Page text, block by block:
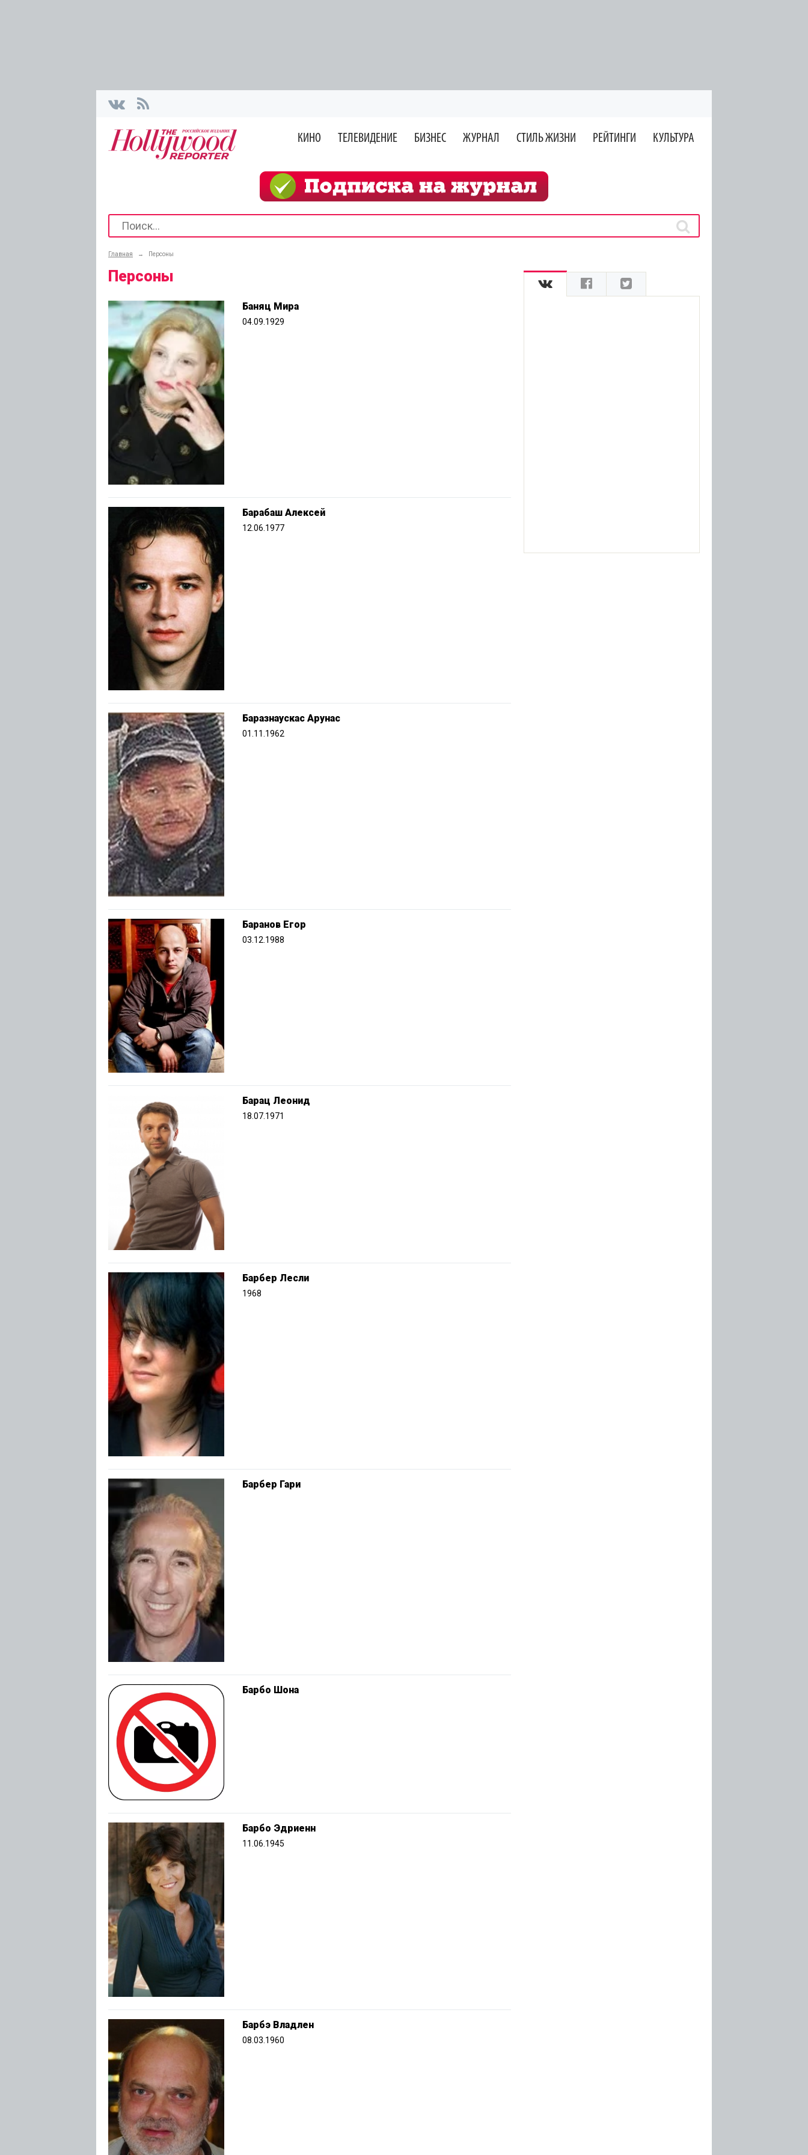
КИНО ТЕЛЕВИДЕНИЕ БИЗНЕС ЖУРНАЛ СТИЛЬ ЖИЗНИ РЕЙТИНГИ КУЛЬТУРА
Главная → Персоны
Персоны
Баняц Мира
04.09.1929
Барабаш Алексей
12.06.1977
Баразнаускас Арунас
01.11.1962
Баранов Егор
03.12.1988
Барац Леонид
18.07.1971
Барбер Лесли
1968
Барбер Гари
Барбо Шона
Барбо Эдриенн
11.06.1945
Барбэ Владлен
08.03.1960